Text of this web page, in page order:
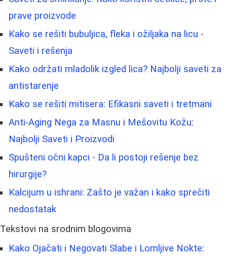
prave proizvode
Kako se rešiti bubuljica, fleka i ožiljaka na licu -
Saveti i rešenja
Kako održati mladolik izgled lica? Najbolji saveti za
antistarenje
Kako se rešiti mitisera: Efikasni saveti i tretmani
Anti-Aging Nega za Masnu i Mešovitu Kožu:
Najbolji Saveti i Proizvodi
Spušteni očni kapci - Da li postoji rešenje bez
hirurgije?
Kalcijum u ishrani: Zašto je važan i kako sprečiti
nedostatak
Tekstovi na srodnim blogovima
Kako Ojačati i Negovati Slabe i Lomljive Nokte: